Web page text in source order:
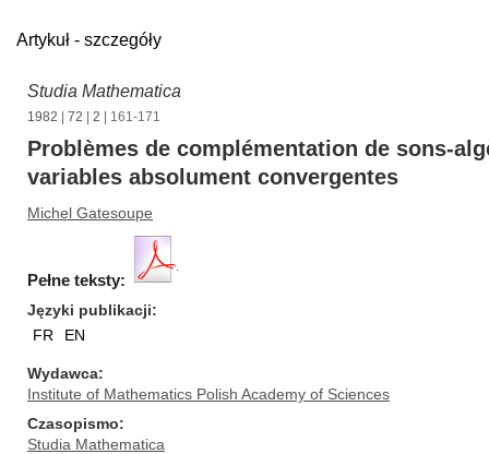
Artykuł - szczegóły
Studia Mathematica
1982 72 2 | 161-171
Problèmes de complémentation de sons-
variables absolument convergentes
Michel Gatesoupe
Pełne teksty:
Języki publikacji
FR
EN
Wydawca
Institute of Mathematics Polish Academy of Sciences
Czasopismo
Studia Mathematica